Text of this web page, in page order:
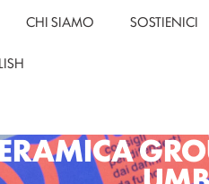
CHI SIAMO SOSTIENICI